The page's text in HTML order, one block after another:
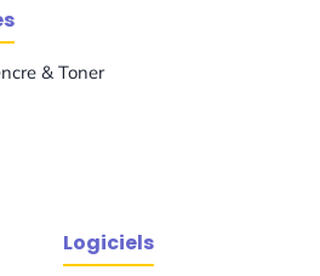
& Toner
Logiciels